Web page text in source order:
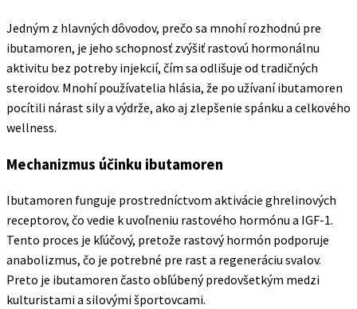
Jedným z hlavných dôvodov, prečo sa mnohí rozhodnú pre
ibutamoren, je jeho schopnosť zvýšiť rastovú hormonálnu
aktivitu bez potreby injekcií, čím sa odlišuje od tradičných
steroidov. Mnohí používatelia hlásia, že po užívaní ibutamoren
pocítili nárast sily a výdrže, ako aj zlepšenie spánku a celkového
wellness.
Mechanizmus účinku ibutamoren
Ibutamoren funguje prostredníctvom aktivácie ghrelinových
receptorov, čo vedie k uvoľneniu rastového hormónu a IGF-1.
Tento proces je kľúčový, pretože rastový hormón podporuje
anabolizmus, čo je potrebné pre rast a regeneráciu svalov.
Preto je ibutamoren často obľúbený predovšetkým medzi
kulturistami a silovými športovcami.